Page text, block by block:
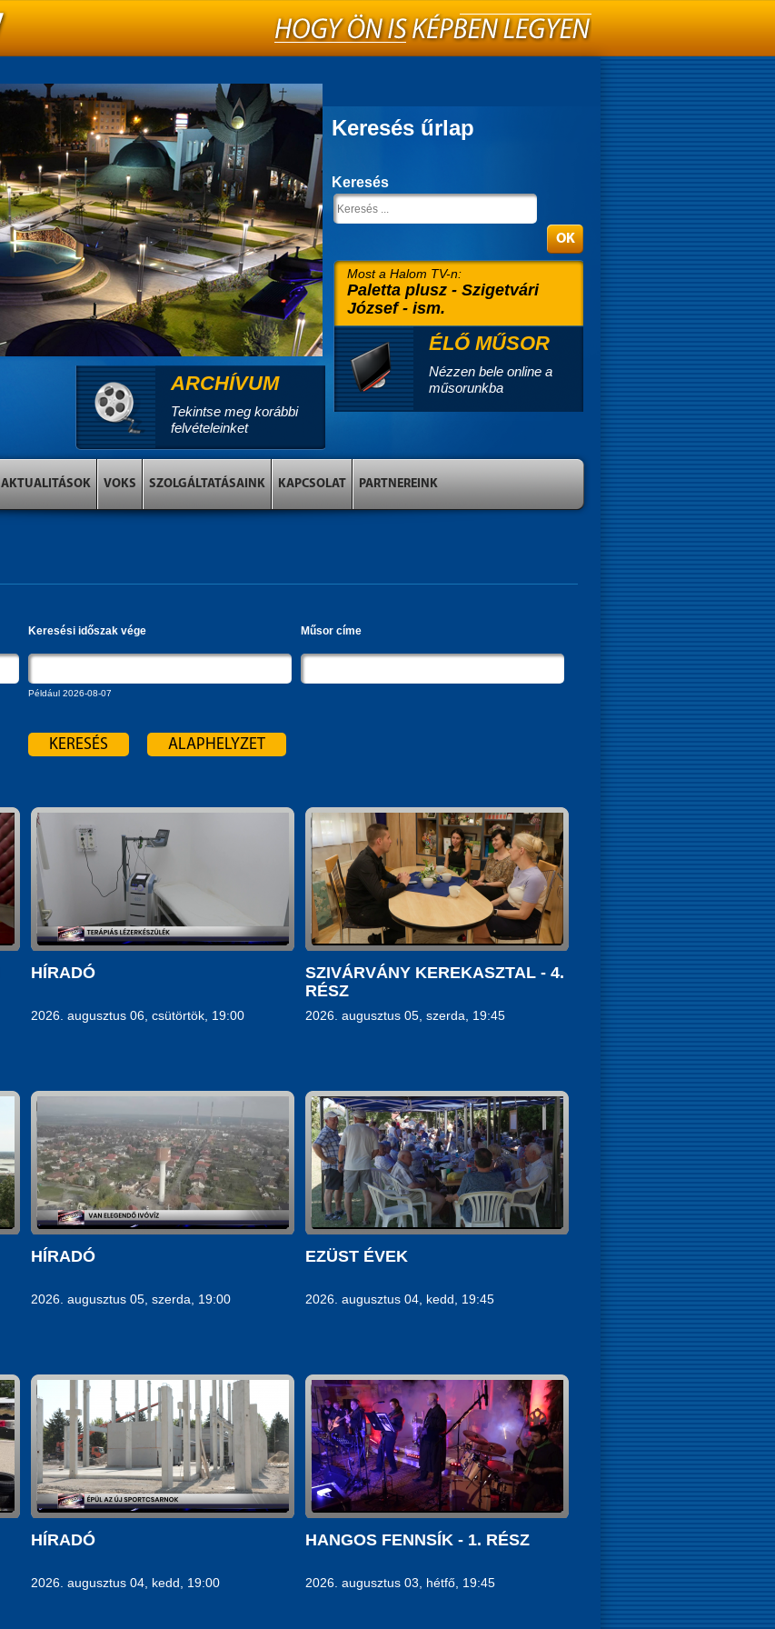
Keresés űrlap
Keresés
Most a Halom TV-n:
Paletta plusz - Szigetvári
József - ism.
ÉLŐ MŰSOR
Nézzen bele online a
műsorunkba
ARCHÍVUM
Tekintse meg korábbi
felvételeinket
AKTUALITÁSOK VOKS SZOLGÁLTATÁSAINK KAPCSOLAT PARTNEREINK
Keresési időszak vége
Például 2026-08-07
Műsor címe
HÍRADÓ
2026. augusztus 06, csütörtök, 19:00
SZIVÁRVÁNY KEREKASZTAL - 4.
RÉSZ
2026. augusztus 05, szerda, 19:45
HÍRADÓ
2026. augusztus 05, szerda, 19:00
EZÜST ÉVEK
2026. augusztus 04, kedd, 19:45
HÍRADÓ
2026. augusztus 04, kedd, 19:00
HANGOS FENNSÍK - 1. RÉSZ
2026. augusztus 03, hétfő, 19:45